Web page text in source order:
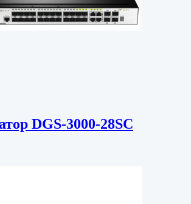
DGS-3000-28SC